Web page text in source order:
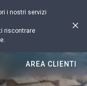
i nostri servizi
riscontrare
AREA CLIENTI